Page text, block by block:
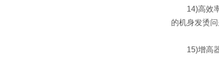
14)高效率
的机身发烫
15)增高器